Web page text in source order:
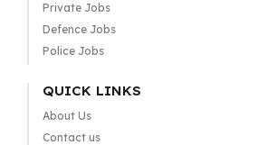
Private Jobs
Defence Jobs
Police Jobs
QUICK LINKS
About Us
Contact us